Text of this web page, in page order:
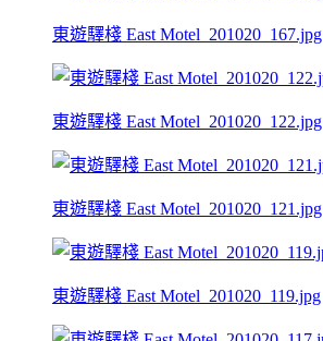
東遊驛棧 East Motel_201020_167.jpg
東遊驛棧 East Motel_201020_122.jpg
東遊驛棧 East Motel_201020_121.jpg
東遊驛棧 East Motel_201020_119.jpg